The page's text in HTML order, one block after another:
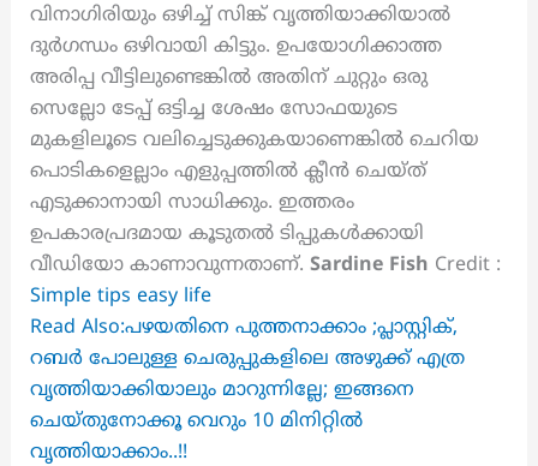
വിനാഗിരിയും ഒഴിച്ച് സിങ്ക് വൃത്തിയാക്കിയാൽ
ദുർഗന്ധം ഒഴിവായി കിട്ടും. ഉപയോഗിക്കാത്ത
അരിപ്പ വീട്ടിലുണ്ടെങ്കിൽ അതിന് ചുറ്റും ഒരു
സെല്ലോ ടേപ്പ് ഒട്ടിച്ച ശേഷം സോഫയുടെ
മുകളിലൂടെ വലിച്ചെടുക്കുകയാണെങ്കിൽ ചെറിയ
പൊടികളെല്ലാം എളുപ്പത്തിൽ ക്ലീൻ ചെയ്ത്
എടുക്കാനായി സാധിക്കും. ഇത്തരം
ഉപകാരപ്രദമായ കൂടുതൽ ടിപ്പുകൾക്കായി
വീഡിയോ കാണാവുന്നതാണ്. Sardine Fish Credit :
Simple tips easy life
Read Also:പഴയതിനെ പുത്തനാക്കാം ;പ്ലാസ്റ്റിക്,
റബർ പോലുള്ള ചെരുപ്പുകളിലെ അഴുക്ക് എത്ര
വൃത്തിയാക്കിയാലും മാറുന്നില്ലേ; ഇങ്ങനെ
ചെയ്തുനോക്കൂ വെറും 10 മിനിറ്റിൽ
വൃത്തിയാക്കാം..!!